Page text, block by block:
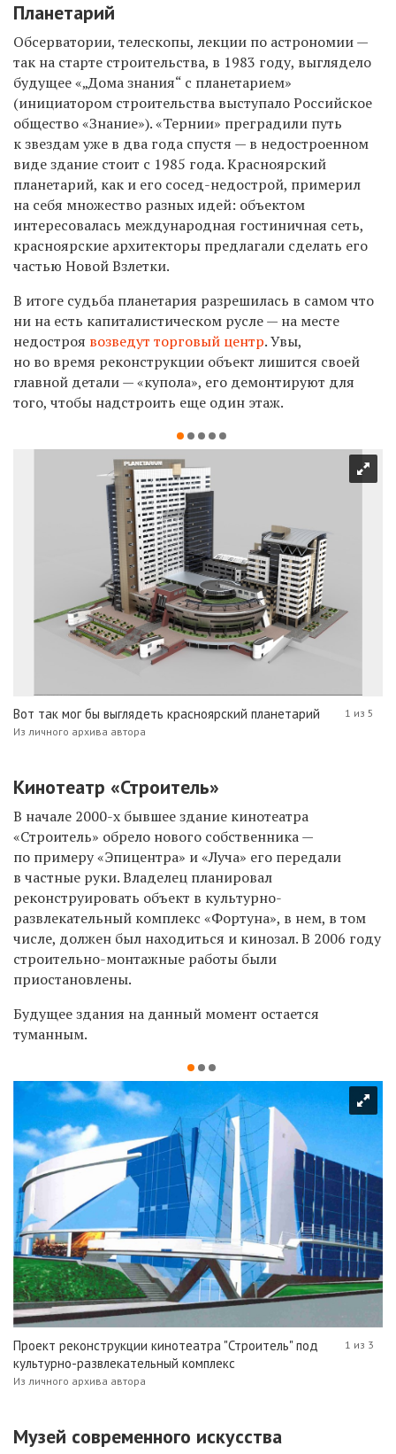
Планетарий
Обсерватории, телескопы, лекции по астрономии —
так на старте строительства, в 1983 году, выглядело
будущее «„Дома знания“ с планетарием»
(инициатором строительства выступало Российское
общество «Знание»). «Тернии» преградили путь
к звездам уже в два года спустя — в недостроенном
виде здание стоит с 1985 года. Красноярский
планетарий, как и его сосед-недострой, примерил
на себя множество разных идей: объектом
интересовалась международная гостиничная сеть,
красноярские архитекторы предлагали сделать его
частью Новой Взлетки.
В итоге судьба планетария разрешилась в самом что
ни на есть капиталистическом русле — на месте
недостроя возведут торговый центр. Увы,
но во время реконструкции объект лишится своей
главной детали — «купола», его демонтируют для
того, чтобы надстроить еще один этаж.
Вот так мог бы выглядеть красноярский планетарий
Из личного архива автора
1 из 5
Кинотеатр «Строитель»
В начале 2000-х бывшее здание кинотеатра
«Строитель» обрело нового собственника —
по примеру «Эпицентра» и «Луча» его передали
в частные руки. Владелец планировал
реконструировать объект в культурно-
развлекательный комплекс «Фортуна», в нем, в том
числе, должен был находиться и кинозал. В 2006 году
строительно-монтажные работы были
приостановлены.
Будущее здания на данный момент остается
туманным.
Проект реконструкции кинотеатра "Строитель" под
культурно-развлекательный комплекс
Из личного архива автора
1 из 3
Музей современного искусства